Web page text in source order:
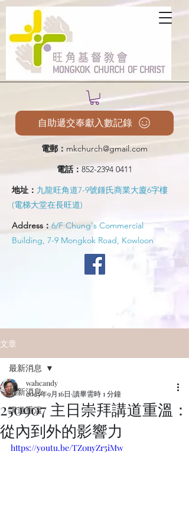
電郵： mkchurch@gmail.com
電話： 852-2394 0411
地址： 九龍旺角道7-9號鍾氏商業大廈6字樓
(電梯大堂在長旺道)
Address： 6/F Chung's Commercial
Building, 7-9 Mongkok Road, Kowloon
自助遞交奉獻入數記錄
文章
最新消息
講道重溫
最新消息
250907 主日崇拜講道重溫：
從內到外的影響力
wahcandy
2025年9月16日 讀畢需時 1 分鐘
https://youtu.be/TZ0nyZr5iMw